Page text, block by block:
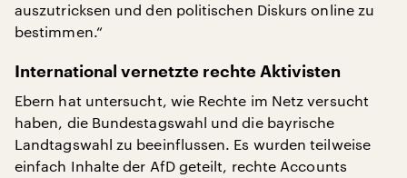
auszutricksen und den politischen Diskurs online zu
bestimmen.“
International vernetzte rechte Aktivisten
Ebern hat untersucht, wie Rechte im Netz versucht
haben, die Bundestagswahl und die bayrische
Landtagswahl zu beeinflussen. Es wurden teilweise
einfach Inhalte der AfD geteilt, rechte Accounts